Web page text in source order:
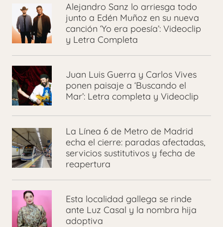
Alejandro Sanz lo arriesga todo
junto a Edén Muñoz en su nueva
canción ‘Yo era poesía’: Videoclip
y Letra Completa
Juan Luis Guerra y Carlos Vives
ponen paisaje a ‘Buscando el
Mar’: Letra completa y Videoclip
La Línea 6 de Metro de Madrid
echa el cierre: paradas afectadas,
servicios sustitutivos y fecha de
reapertura
Esta localidad gallega se rinde
ante Luz Casal y la nombra hija
adoptiva